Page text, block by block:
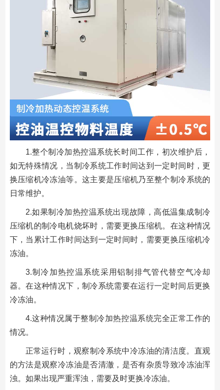
1.整个制冷加热控温系统长时间工作，初次维护后，
如无特殊情况，当制冷系统工作时间达到一定时间时，更
换压缩机冷冻油等。这主要是压缩机乃至整个制冷系统的
日常维护。
2.如果制冷加热控温系统出现故障，高低温集成制冷
压缩机的制冷电机烧坏时，需要更换压缩机。在这种情况
下，当累计工作时间达到一定时间时，需要更换压缩机冷
冻油。
3.制冷加热控温系统采用铝制排气管代替空气冷却
器。在这种情况下，制冷系统需要在运行一定时间后更换
冷冻油。
4.这种情况属于整制冷加热控温系统完全正常工作的
情况。
正常运行时，观察制冷系统中冷冻油的清洁度。直观
的方法是观察冷冻油是否清澈，是否有杂质导致冷冻油浑
浊。如果出现严重浑浊，需要及时更换冷冻油。